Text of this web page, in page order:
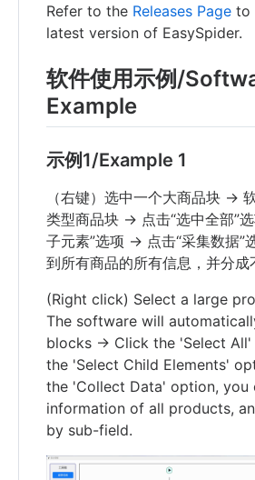
Refer to the Releases Page to
latest version of EasySpider.
软件使用示例/
Example
示例1/Example 1
（右键）选中一个大商品块 ->
类型商品块 -> 点击“选中全部”
子元素”选项 -> 点击“采集数据”
到所有商品的所有信息，并分成
(Right click) Select a large
The software will
blocks -> Click the 'Select
the 'Select Child Elements'
the 'Collect Data' option, you
information of all products,
by sub-field.